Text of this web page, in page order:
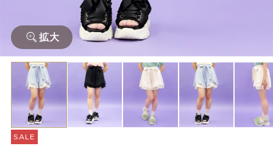
拡大
SALE